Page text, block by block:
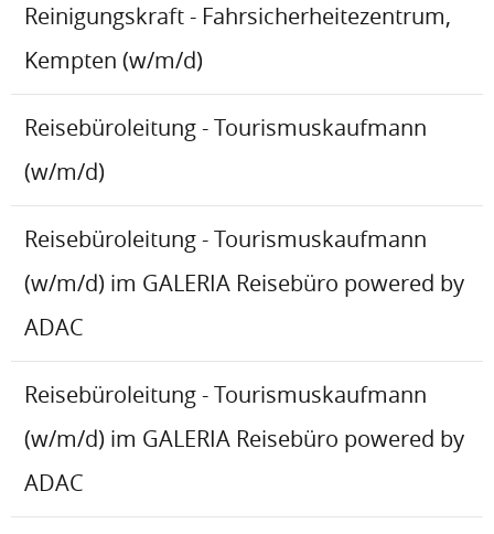
Reinigungskraft - Fahrsicherheitezentrum,
Kempten (w/m/d)
Reisebüroleitung - Tourismuskaufmann
(w/m/d)
Reisebüroleitung - Tourismuskaufmann
(w/m/d) im GALERIA Reisebüro powered by
ADAC
Reisebüroleitung - Tourismuskaufmann
(w/m/d) im GALERIA Reisebüro powered by
ADAC